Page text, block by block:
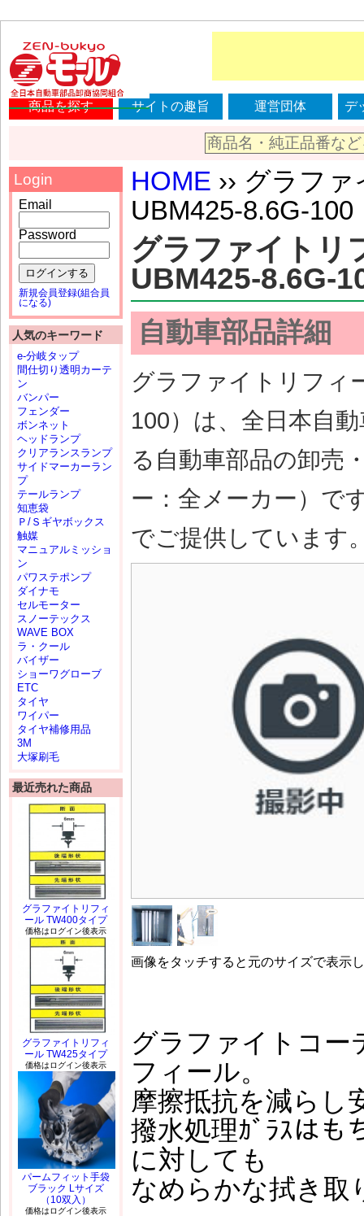
商品を探す サイトの趣旨 運営団体 デ
HOME ›› グラフ
UBM425-8.6G-100
グラファイトリ
UBM425-8.6G-
自動車部品詳細
グラファイトリフィ
100）は、全日本自
る自動車部品の卸売
ー：全メーカー）で
でご提供しています
画像をタッチすると元のサイズで表示
グラファイトコー
フィール。
摩擦抵抗を減らし
撥水処理ｶﾞﾗｽはも
に対しても
なめらかな拭き取
Login
Email
Password
ログインする
新規会員登録(組合員
になる)
人気のキーワード
e-分岐タップ
間仕切り透明カーテ
ン
バンパー
フェンダー
ボンネット
ヘッドランプ
クリアランスランプ
サイドマーカーラン
プ
テールランプ
知恵袋
Ｐ/Ｓギヤボックス
触媒
マニュアルミッショ
ン
パワステポンプ
ダイナモ
セルモーター
スノーテックス
WAVE BOX
ラ・クール
バイザー
ショーワグローブ
ETC
タイヤ
ワイパー
タイヤ補修用品
3M
大塚刷毛
最近売れた商品
グラファイトリフィ
ール TW400タイプ
価格はログイン後表示
グラファイトリフィ
ール TW425タイプ
価格はログイン後表示
パームフィット手袋
ブラック Lサイズ
（10双入）
価格はログイン後表示